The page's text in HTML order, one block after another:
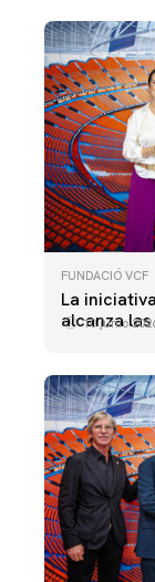
FUNDACIÓ VCF
La
alcanza
10 junio